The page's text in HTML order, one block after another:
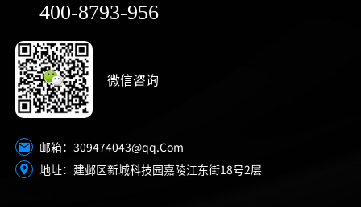
400-8793-956
微信咨询
邮箱： 309474043@qq.Com
地址：建邺区新城科技园嘉陵江东街18号2层